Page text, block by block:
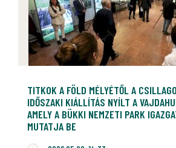
TITKOK A FÖLD MÉLYÉTŐL A
IDŐSZAKI KIÁLLÍTÁS NYÍLT A
AMELY A BÜKKI NEMZETI PARK
MUTATJA BE